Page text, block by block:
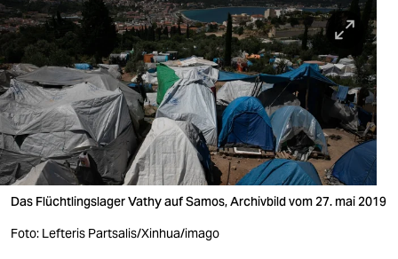
berlin
nord
wahrheit
verlag
verlag
veranstaltungen
shop
Das Flüchtlingslager Vathy auf Samos, Archivbild vom 27. mai 2019
Foto: Lefteris Partsalis/Xinhua/imago